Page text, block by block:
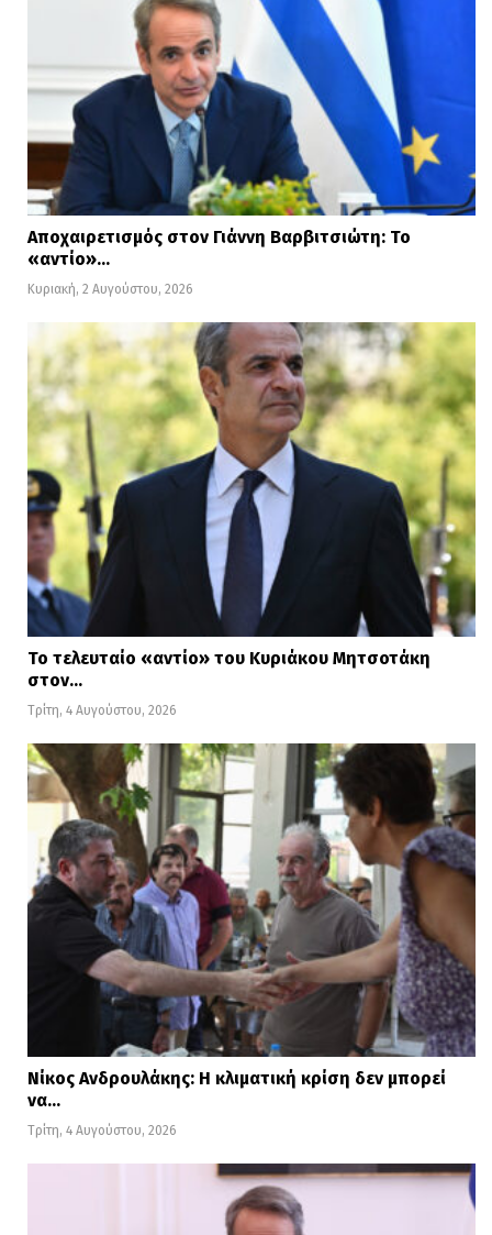
Αποχαιρετισμός στον Γιάννη Βαρβιτσιώτη: Το
«αντίο»…
Κυριακή, 2 Αυγούστου, 2026
Το τελευταίο «αντίο» του Κυριάκου Μητσοτάκη
στον…
Τρίτη, 4 Αυγούστου, 2026
Νίκος Ανδρουλάκης: Η κλιματική κρίση δεν μπορεί
να…
Τρίτη, 4 Αυγούστου, 2026